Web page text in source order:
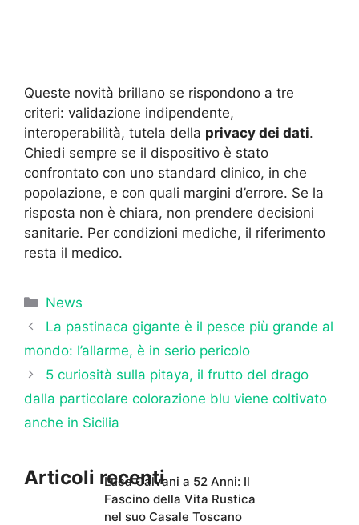
Queste novità brillano se rispondono a tre
criteri: validazione indipendente,
interoperabilità, tutela della privacy dei dati.
Chiedi sempre se il dispositivo è stato
confrontato con uno standard clinico, in che
popolazione, e con quali margini d’errore. Se la
risposta non è chiara, non prendere decisioni
sanitarie. Per condizioni mediche, il riferimento
resta il medico.
Categorie
News
La pastinaca gigante è il pesce più grande al
mondo: l’allarme, è in serio pericolo
5 curiosità sulla pitaya, il frutto del drago
dalla particolare colorazione blu viene coltivato
anche in Sicilia
Articoli recentiLuca Calvani a 52 Anni: Il
Fascino della Vita Rustica
nel suo Casale Toscano